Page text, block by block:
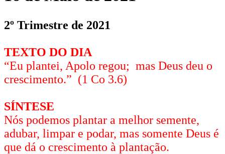
2º Trimestre de 2021
TEXTO DO DIA
“Eu plantei, Apolo regou; mas Deus deu o
crescimento.” (1 Co 3.6)
SÍNTESE
Nós podemos plantar a melhor semente,
adubar, limpar e podar, mas somente Deus é
que dá o crescimento à plantação.